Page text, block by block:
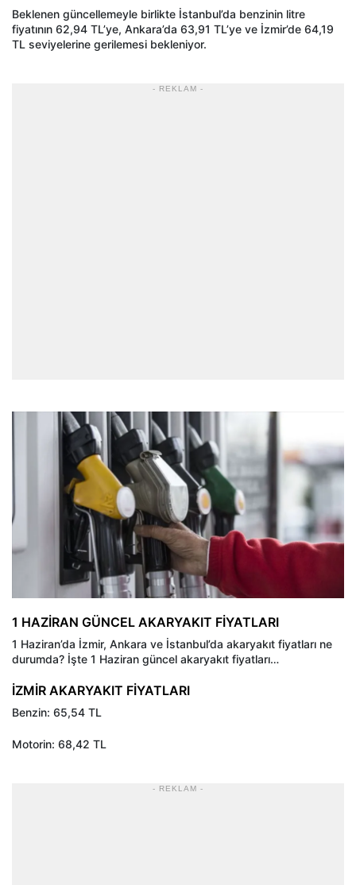
Beklenen güncellemeyle birlikte İstanbul’da benzinin litre
fiyatının 62,94 TL’ye, Ankara’da 63,91 TL’ye ve İzmir’de 64,19
TL seviyelerine gerilemesi bekleniyor.
- REKLAM -
1 HAZİRAN GÜNCEL AKARYAKIT FİYATLARI
1 Haziran’da İzmir, Ankara ve İstanbul’da akaryakıt fiyatları ne
durumda? İşte 1 Haziran güncel akaryakıt fiyatları…
İZMİR AKARYAKIT FİYATLARI
Benzin: 65,54 TL
Motorin: 68,42 TL
- REKLAM -